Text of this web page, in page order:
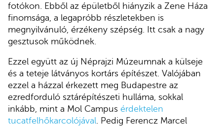
fotókon. Ebből az épületből hiányzik a Zene Háza
finomsága, a legapróbb részletekben is
megnyilvánuló, érzékeny szépség. Itt csak a nagy
gesztusok működnek.
Ezzel együtt az új Néprajzi Múzeumnak a külseje
és a teteje látványos kortárs építészet. Valójában
ezzel a házzal érkezett meg Budapestre az
ezredforduló sztárépítészeti hulláma, sokkal
inkább, mint a Mol Campus érdektelen
tucatfelhőkarcolójával. Pedig Ferencz Marcel